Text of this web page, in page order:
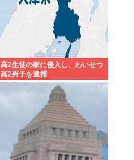
高2生徒の家に侵入し、わいせつ
高2男子を逮捕